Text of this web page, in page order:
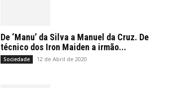
De ‘Manu’ da Silva a Manuel da Cruz. De
técnico dos Iron Maiden a irmão...
Sociedade 12 de Abril de 2020